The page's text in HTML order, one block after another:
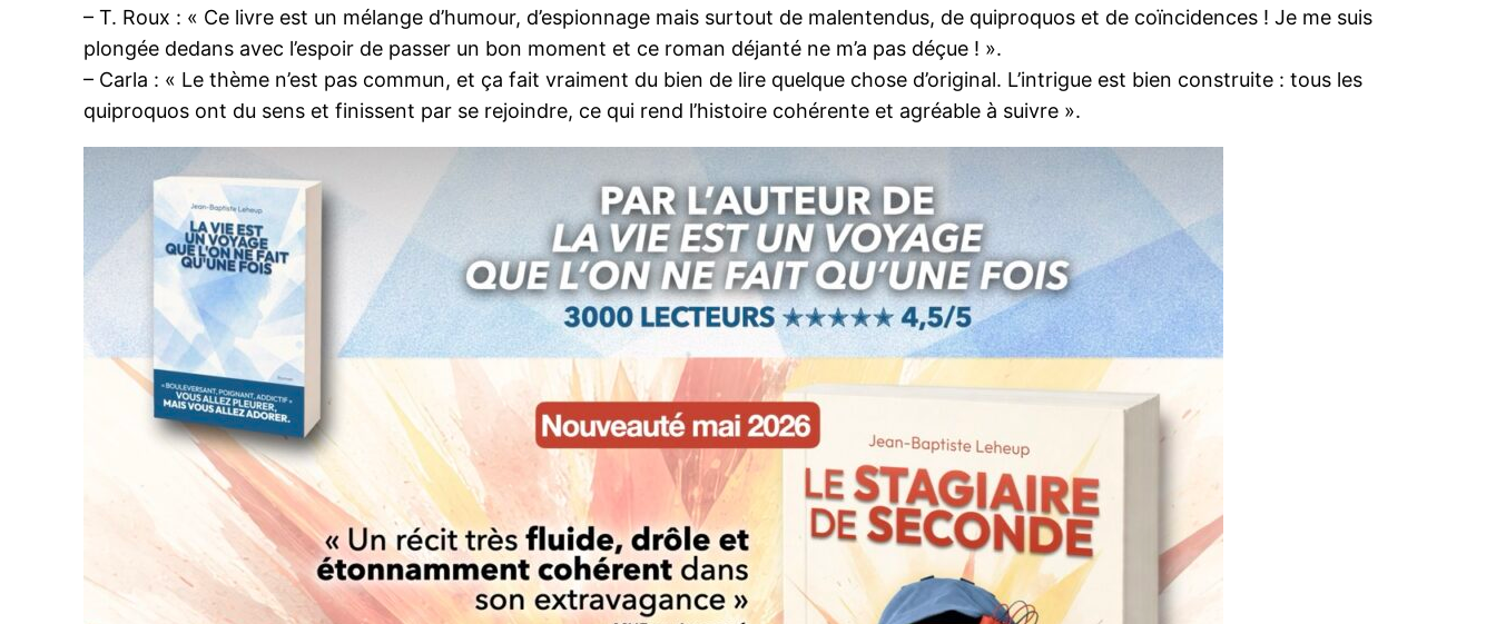
– T. Roux : « Ce livre est un mélange d’humour, d’espionnage mais surtout de malentendus, de quiproquos et de coïncidences ! Je me suis
plongée dedans avec l’espoir de passer un bon moment et ce roman déjanté ne m’a pas déçue ! ».
– Carla : « Le thème n’est pas commun, et ça fait vraiment du bien de lire quelque chose d’original. L’intrigue est bien construite : tous les
quiproquos ont du sens et finissent par se rejoindre, ce qui rend l’histoire cohérente et agréable à suivre ».